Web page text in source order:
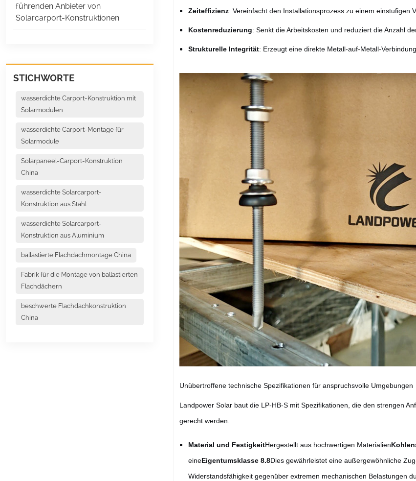
Zeiteffizienz: Vereinfacht den Installationsprozess zu einem einstufigen
Kostenreduzierung: Senkt die Arbeitskosten und reduziert die Anzahl
Strukturelle Integrität: Erzeugt eine direkte Metall-auf-Metall-
Unübertroffene technische Spezifikationen für anspruchsvolle Umgebungen
Landpower Solar baut die LP-HB-S mit Spezifikationen, die den strengen
gerecht werden.
Material und FestigkeitHergestellt aus hochwertigen Materialien
eineEigentumsklasse 8.8Dies gewährleistet eine außergewöhnliche
Widerstandsfähigkeit gegenüber extremen mechanischen Belastungen
führenden Anbieter von
Solarcarport-Konstruktionen
STICHWORTE
wasserdichte Carport-Konstruktion mit
Solarmodulen
wasserdichte Carport-Montage für
Solarmodule
Solarpaneel-Carport-Konstruktion
China
wasserdichte Solarcarport-
Konstruktion aus Stahl
wasserdichte Solarcarport-
Konstruktion aus Aluminium
ballastierte Flachdachmontage China
Fabrik für die Montage von ballastierten
Flachdächern
beschwerte Flachdachkonstruktion
China